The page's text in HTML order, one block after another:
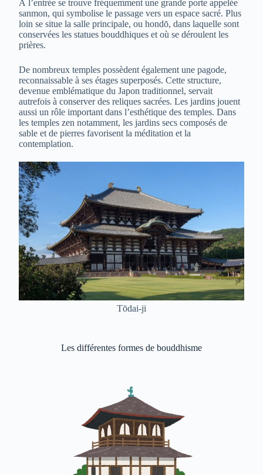
À l’entrée se trouve fréquemment une grande porte appelée
sanmon, qui symbolise le passage vers un espace sacré. Plus
loin se situe la salle principale, ou hondō, dans laquelle sont
conservées les statues bouddhiques et où se déroulent les
prières.
De nombreux temples possèdent également une pagode,
reconnaissable à ses étages superposés. Cette structure,
devenue emblématique du Japon traditionnel, servait
autrefois à conserver des reliques sacrées. Les jardins jouent
aussi un rôle important dans l’esthétique des temples. Dans
les temples zen notamment, les jardins secs composés de
sable et de pierres favorisent la méditation et la
contemplation.
Tōdai-ji
Les différentes formes de bouddhisme